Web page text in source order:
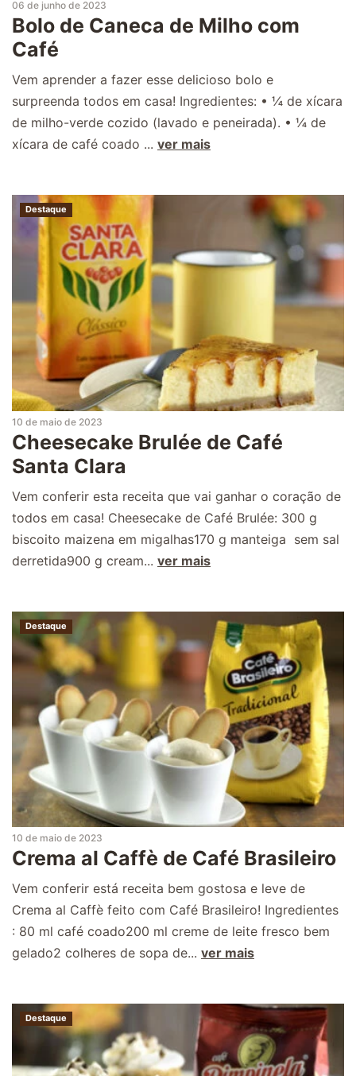
06 de junho de 2023
Bolo de Caneca de Milho com
Café
Vem aprender a fazer esse delicioso bolo e
surpreenda todos em casa! Ingredientes: • ¼ de xícara
de milho-verde cozido (lavado e peneirada). • ¼ de
xícara de café coado ... ver mais
Destaque
10 de maio de 2023
Cheesecake Brulée de Café
Santa Clara
Vem conferir esta receita que vai ganhar o coração de
todos em casa! Cheesecake de Café Brulée: 300 g
biscoito maizena em migalhas170 g manteiga sem sal
derretida900 g cream... ver mais
Destaque
10 de maio de 2023
Crema al Caffè de Café Brasileiro
Vem conferir está receita bem gostosa e leve de
Crema al Caffè feito com Café Brasileiro! Ingredientes
: 80 ml café coado200 ml creme de leite fresco bem
gelado2 colheres de sopa de... ver mais
Destaque